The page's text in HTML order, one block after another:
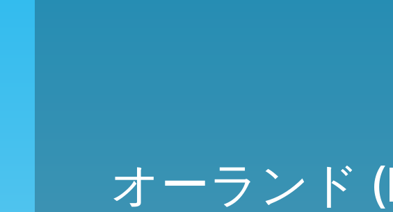
オーランド